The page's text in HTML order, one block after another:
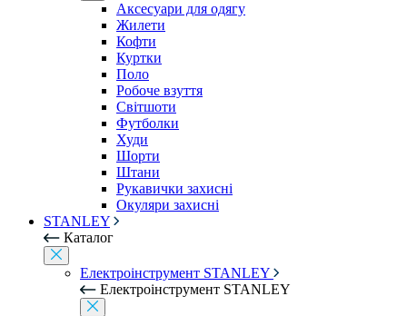
Аксесуари для одягу
Жилети
Кофти
Куртки
Поло
Робоче взуття
Світшоти
Футболки
Худи
Шорти
Штани
Рукавички захисні
Окуляри захисні
STANLEY
Каталог
Електроінструмент STANLEY
Електроінструмент STANLEY